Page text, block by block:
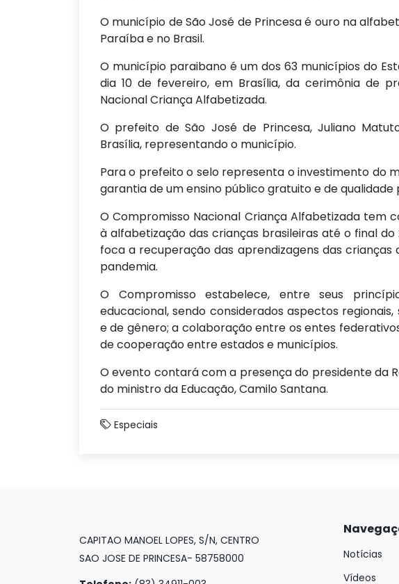
O município de São José de Princesa é ouro na
Paraíba e no Brasil.
O município paraibano é um dos 63 municípios do
dia 10 de fevereiro, em Brasília, da cerimônia de
Nacional Criança Alfabetizada.
O prefeito de São José de Princesa, Juliano
Brasília, representando o município.
Para o prefeito o selo representa o investimento do
garantia de um ensino público gratuito e de qualidade
O Compromisso Nacional Criança Alfabetizada tem
à alfabetização das crianças brasileiras até o final
foca a recuperação das aprendizagens das crianças
pandemia.
O Compromisso estabelece, entre seus
educacional, sendo considerados aspectos
e de gênero; a colaboração entre os entes
de cooperação entre estados e municípios.
O evento contará com a presença do presidente da
do ministro da Educação, Camilo Santana.
Especiais
CAPITAO MANOEL LOPES, S/N, CENTRO
SAO JOSE DE PRINCESA- 58758000
Notícias
Vídeos